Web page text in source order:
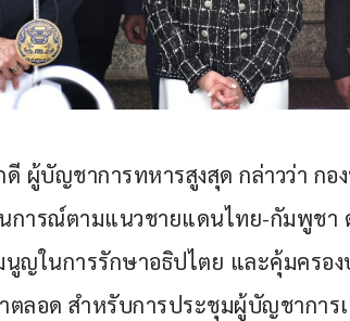
ผู้บัญชาการทหารสูงสุด กล่าวว่า ก
ารณ์ตามแนวชายแดนไทย-กัมพูชา
ญในการรักษาอธิปไตย และคุ้มครอ
ตลอด สำหรับการประชุมผู้บัญชาการ